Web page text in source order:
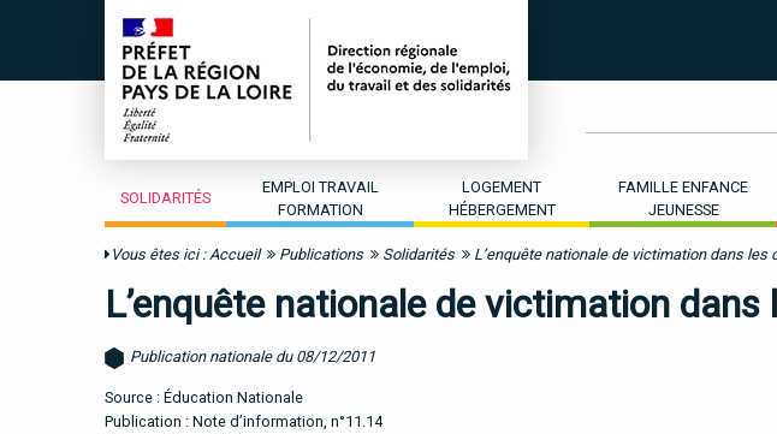
SOLIDARITÉS
EMPLOI TRAVAIL
FORMATION
LOGEMENT
HÉBERGEMENT
FAMILLE ENFANCE
JEUNESSE
Vous êtes ici : Accueil Publications Solidarités L’enquête nationale de victimation dans les
L’enquête nationale de victimation
Publication nationale du 08/12/2011
Source : Éducation Nationale
Publication : Note d’information, n°11.14